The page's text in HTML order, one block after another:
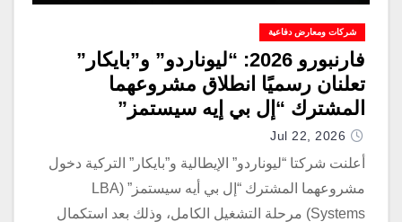
شركات ومعارض دفاعية
فارنبورو 2026: “ليوناردو” و”بايكار”
تعلنان رسميًا انطلاق مشروعهما
المشترك “إل بي إيه سيستمز”
Jul 22, 2026
أعلنت شركتا “ليوناردو” الإيطالية و”بايكار” التركية دخول
مشروعهما المشترك “إل بي أيه سيستمز” (LBA
Systems) مرحلة التشغيل الكامل، وذلك بعد استكمال